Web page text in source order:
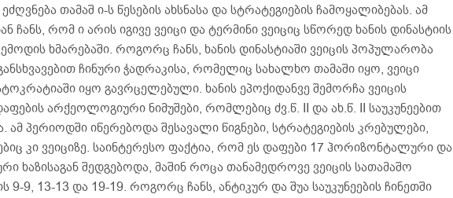
თამაშ ი-ს წესების ახსნასა და სტრატეგიების ჩამოყალიბებას. ამ
ჩანს, რომ ი არის იგივე ვეიცი და ტერმინი ვეიციც სწორედ ხანის დინასტიის
ხმარებაში. როგორც ჩანს, ხანის დინასტიაში ვეიცის პოპულარობა
ჩინური ჭადრაკისა, რომელიც სახალხო თამაში იყო, ვეიცი
იყო გავრცელებული. ხანის ეპოქიდანვე შემორჩა ვეიცის
არქეოლოგიური ნიმუშები, რომლებიც ძვ.წ. II და ახ.წ. II საუკუნეებით
ამ პერიოდში იწერებოდა შესავალი წიგნები, სტრატეგიების კრებულები,
კი ვეიციზე. საინტერესო ფაქტია, რომ ეს დაფები 17 ჰორიზონტალური და
ხაზისაგან შედგებოდა, მაშინ როცა თანამედროვე ვეიცის სათამაშო
9-9, 13-13 და 19-19. როგორც ჩანს, ანტიკურ და შუა საუკუნეების ჩინეთში